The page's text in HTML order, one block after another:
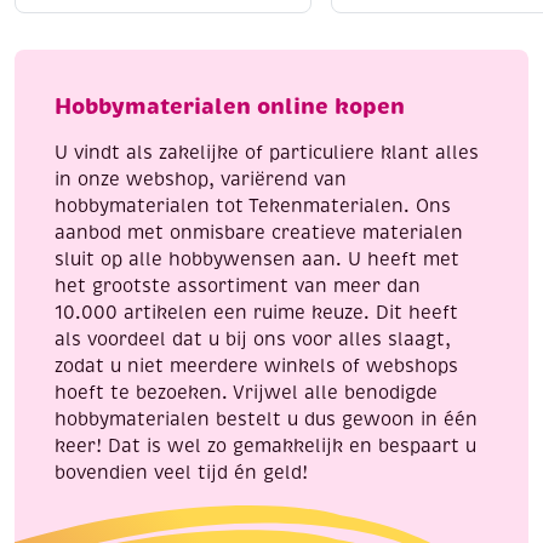
24x30cm,
aantal
Hobbymaterialen online kopen
U vindt als zakelijke of particuliere klant alles
in onze webshop, variërend van
hobbymaterialen tot Tekenmaterialen. Ons
aanbod met onmisbare creatieve materialen
sluit op alle hobbywensen aan. U heeft met
het grootste assortiment van meer dan
10.000 artikelen een ruime keuze. Dit heeft
als voordeel dat u bij ons voor alles slaagt,
zodat u niet meerdere winkels of webshops
hoeft te bezoeken. Vrijwel alle benodigde
hobbymaterialen bestelt u dus gewoon in één
keer! Dat is wel zo gemakkelijk en bespaart u
bovendien veel tijd én geld!